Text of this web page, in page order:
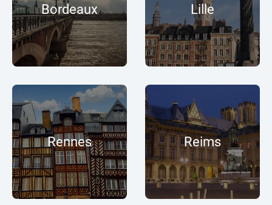
Bordeaux Lille
Rennes Reims